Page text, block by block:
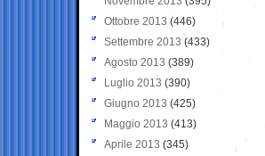
Ottobre 2013 (446)
Settembre 2013 (433)
Agosto 2013 (389)
Luglio 2013 (390)
Giugno 2013 (425)
Maggio 2013 (413)
Aprile 2013 (345)